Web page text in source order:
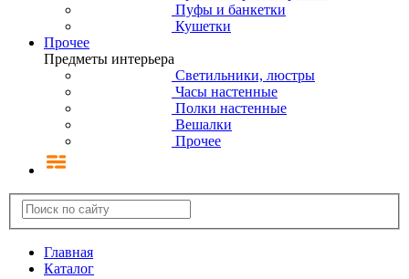
Пуфы и банкетки
Кушетки
Прочее
Предметы интерьера
Светильники, люстры
Часы настенные
Полки настенные
Вешалки
Прочее
Главная
Каталог